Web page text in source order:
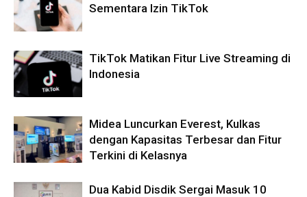
Sementara Izin TikTok
TikTok Matikan Fitur Live Streaming di
Indonesia
Midea Luncurkan Everest, Kulkas
dengan Kapasitas Terbesar dan Fitur
Terkini di Kelasnya
Dua Kabid Disdik Sergai Masuk 10